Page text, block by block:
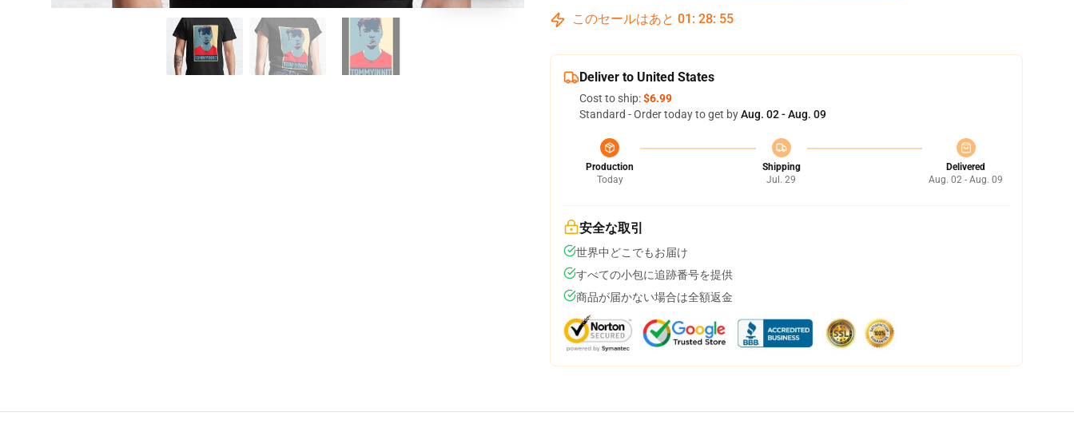
このセールはあと 01 : 28: 54
Deliver to United States
Cost to ship:$6.99
Standard - Order today to get byAug. 02 - Aug. 09
Production
Today
Shipping
Jul. 29
Delivered
Aug. 02 - Aug. 09
安全な取引
世界中どこでもお届け
すべての小包に追跡番号を提供
商品が届かない場合は全額返金